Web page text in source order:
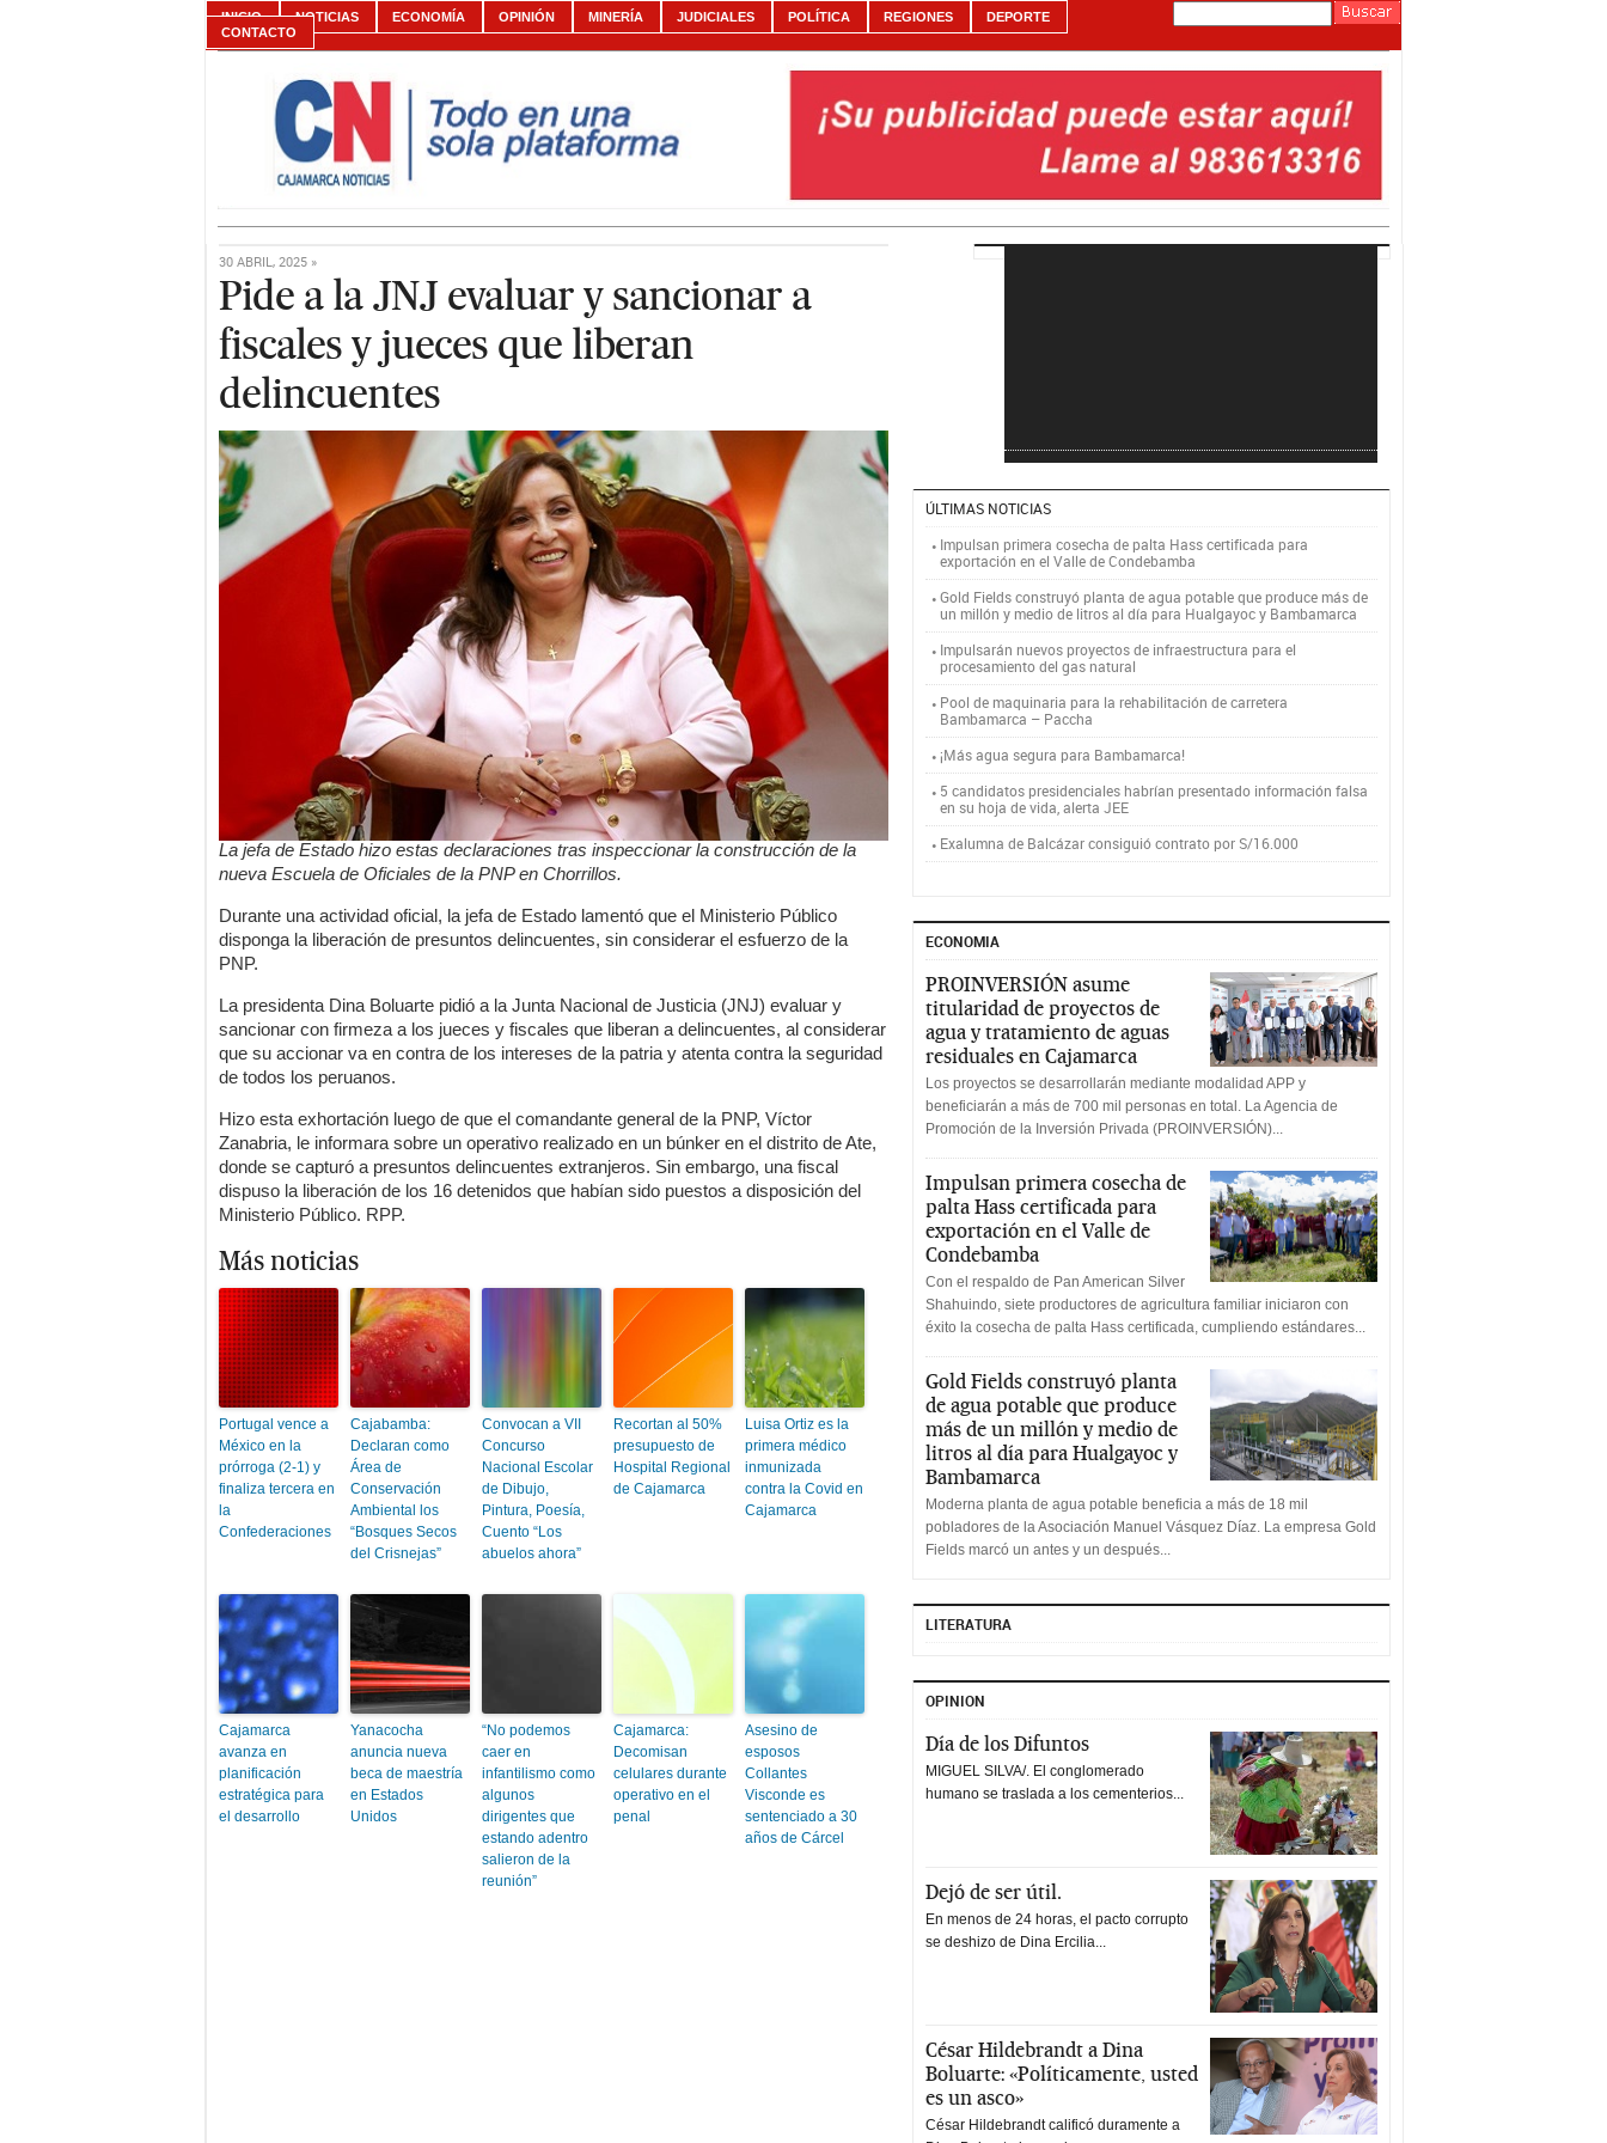
INICIO NOTICIAS ECONOMÍA OPINIÓN MINERÍA JUDICIALES POLÍTICA REGIONES
DEPORTE
CONTACTO
30 ABRIL, 2025 »
Pide a la JNJ evaluar y sancionar a
fiscales y jueces que liberan
delincuentes
La jefa de Estado hizo estas declaraciones tras inspeccionar la construcción de la
nueva Escuela de Oficiales de la PNP en Chorrillos.
Durante una actividad oficial, la jefa de Estado lamentó que el Ministerio Público
disponga la liberación de presuntos delincuentes, sin considerar el esfuerzo de la
PNP.
La presidenta Dina Boluarte pidió a la Junta Nacional de Justicia (JNJ) evaluar y
sancionar con firmeza a los jueces y fiscales que liberan a delincuentes, al considerar
que su accionar va en contra de los intereses de la patria y atenta contra la seguridad
de todos los peruanos.
Hizo esta exhortación luego de que el comandante general de la PNP, Víctor
Zanabria, le informara sobre un operativo realizado en un búnker en el distrito de Ate,
donde se capturó a presuntos delincuentes extranjeros. Sin embargo, una fiscal
dispuso la liberación de los 16 detenidos que habían sido puestos a disposición del
Ministerio Público. RPP.
Más noticias
Portugal vence a
México en la
prórroga (2-1) y
finaliza tercera en
la
Confederaciones
Cajabamba:
Declaran como
Área de
Conservación
Ambiental los
“Bosques Secos
del Crisnejas”
Convocan a VII
Concurso
Nacional Escolar
de Dibujo,
Pintura, Poesía,
Cuento “Los
abuelos ahora”
Recortan al 50%
presupuesto de
Hospital Regional
de Cajamarca
Luisa Ortiz es la
primera médico
inmunizada
contra la Covid en
Cajamarca
Cajamarca
avanza en
planificación
estratégica para
el desarrollo
Yanacocha
anuncia nueva
beca de maestría
en Estados
Unidos
“No podemos
caer en
infantilismo como
algunos
dirigentes que
estando adentro
salieron de la
reunión”
Cajamarca:
Decomisan
celulares durante
operativo en el
penal
Asesino de
esposos
Collantes
Visconde es
sentenciado a 30
años de Cárcel
ÚLTIMAS NOTICIAS
Impulsan primera cosecha de palta Hass certificada para
exportación en el Valle de Condebamba
Gold Fields construyó planta de agua potable que produce más de
un millón y medio de litros al día para Hualgayoc y Bambamarca
Impulsarán nuevos proyectos de infraestructura para el
procesamiento del gas natural
Pool de maquinaria para la rehabilitación de carretera
Bambamarca – Paccha
¡Más agua segura para Bambamarca!
5 candidatos presidenciales habrían presentado información falsa
en su hoja de vida, alerta JEE
Exalumna de Balcázar consiguió contrato por S/16.000
ECONOMIA
PROINVERSIÓN asume
titularidad de proyectos de
agua y tratamiento de aguas
residuales en Cajamarca
Los proyectos se desarrollarán mediante modalidad APP y
beneficiarán a más de 700 mil personas en total. La Agencia de
Promoción de la Inversión Privada (PROINVERSIÓN)...
Impulsan primera cosecha de
palta Hass certificada para
exportación en el Valle de
Condebamba
Con el respaldo de Pan American Silver
Shahuindo, siete productores de agricultura familiar iniciaron con
éxito la cosecha de palta Hass certificada, cumpliendo estándares...
Gold Fields construyó planta
de agua potable que produce
más de un millón y medio de
litros al día para Hualgayoc y
Bambamarca
Moderna planta de agua potable beneficia a más de 18 mil
pobladores de la Asociación Manuel Vásquez Díaz. La empresa Gold
Fields marcó un antes y un después...
LITERATURA
OPINION
Día de los Difuntos
MIGUEL SILVA/. El conglomerado
humano se traslada a los cementerios...
Dejó de ser útil.
En menos de 24 horas, el pacto corrupto
se deshizo de Dina Ercilia...
César Hildebrandt a Dina
Boluarte: «Políticamente, usted
es un asco»
César Hildebrandt calificó duramente a